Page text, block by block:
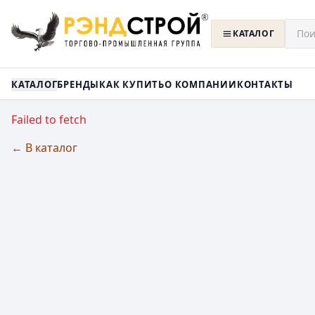
КАТАЛОГ
КАТАЛОГБРЕНДЫКАК КУПИТЬО КОМПАНИИКОНТАКТЫ
Failed to fetch
← В каталог